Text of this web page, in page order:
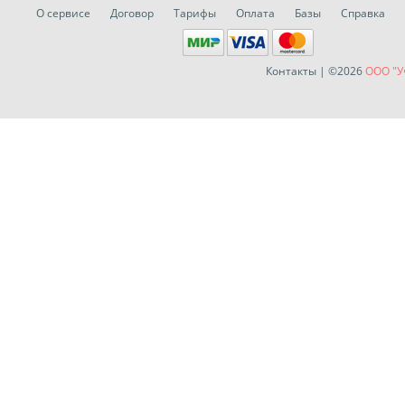
О сервисе Договор Тарифы Оплата Базы Справка
Контакты | ©2026ООО